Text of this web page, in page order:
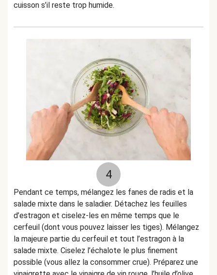
cuisson s’il reste trop humide.
4
Pendant ce temps, mélangez les fanes de radis et la
salade mixte dans le saladier. Détachez les feuilles
d’estragon et ciselez-les en même temps que le
cerfeuil (dont vous pouvez laisser les tiges). Mélangez
la majeure partie du cerfeuil et tout l’estragon à la
salade mixte. Ciselez l’échalote le plus finement
possible (vous allez la consommer crue). Préparez une